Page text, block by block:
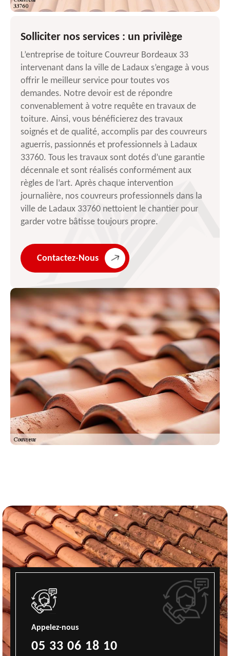
Solliciter nos services : un privilège
L’entreprise de toiture Couvreur Bordeaux 33
intervenant dans la ville de Ladaux s’engage à vous
offrir le meilleur service pour toutes vos
demandes. Notre devoir est de répondre
convenablement à votre requête en travaux de
toiture. Ainsi, vous bénéficierez des travaux
soignés et de qualité, accomplis par des couvreurs
aguerris, passionnés et professionnels à Ladaux
33760. Tous les travaux sont dotés d’une garantie
décennale et sont réalisés conformément aux
règles de l’art. Après chaque intervention
journalière, nos couvreurs professionnels dans la
ville de Ladaux 33760 nettoient le chantier pour
garder votre bâtisse toujours propre.
Contactez-Nous
Appelez-nous
05 33 06 18 10